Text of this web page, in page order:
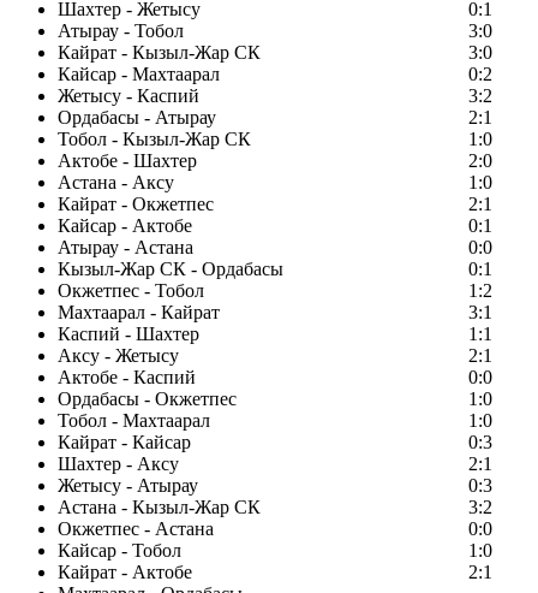
Шахтер - Жетысу
0:1
Атырау - Тобол
3:0
Кайрат - Кызыл-Жар СК
3:0
Кайсар - Махтаарал
0:2
Жетысу - Каспий
3:2
Ордабасы - Атырау
2:1
Тобол - Кызыл-Жар СК
1:0
Актобе - Шахтер
2:0
Астана - Аксу
1:0
Кайрат - Окжетпес
2:1
Кайсар - Актобе
0:1
Атырау - Астана
0:0
Кызыл-Жар СК - Ордабасы
0:1
Окжетпес - Тобол
1:2
Махтаарал - Кайрат
3:1
Каспий - Шахтер
1:1
Аксу - Жетысу
2:1
Актобе - Каспий
0:0
Ордабасы - Окжетпес
1:0
Тобол - Махтаарал
1:0
Кайрат - Кайсар
0:3
Шахтер - Аксу
2:1
Жетысу - Атырау
0:3
Астана - Кызыл-Жар СК
3:2
Окжетпес - Астана
0:0
Кайсар - Тобол
1:0
Кайрат - Актобе
2:1